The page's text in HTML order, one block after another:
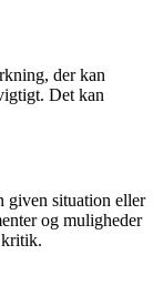
der kan
Det kan
given situation eller
og muligheder